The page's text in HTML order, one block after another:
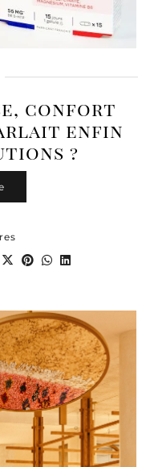
confort
enfin
?